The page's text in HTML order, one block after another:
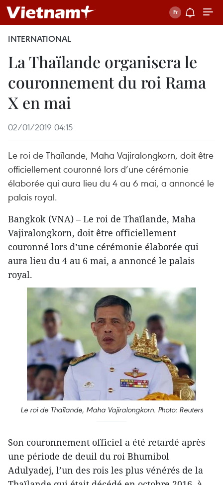
INTERNATIONAL
La Thaïlande organisera le
couronnement du roi Rama
X en mai
02/01/2019 04:15
Le roi de Thaïlande, Maha Vajiralongkorn, doit être
officiellement couronné lors d’une cérémonie
élaborée qui aura lieu du 4 au 6 mai, a annoncé le
palais royal.
Bangkok (VNA) – Le roi de Thaïlande, Maha
Vajiralongkorn, doit être officiellement
couronné lors d’une cérémonie élaborée qui
aura lieu du 4 au 6 mai, a annoncé le palais
royal.
Le roi de Thaïlande, Maha Vajiralongkorn. Photo: Reuters
Son couronnement officiel a été retardé après
une période de deuil du roi Bhumibol
Adulyadej, l’un des rois les plus vénérés de la